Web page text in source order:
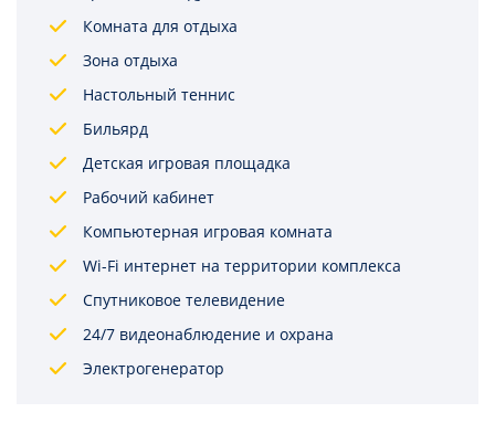
Комната для отдыха
Зона отдыха
Настольный теннис
Бильярд
Детская игровая площадка
Рабочий кабинет
Компьютерная игровая комната
Wi-Fi интернет на территории комплекса
Спутниковое телевидение
24/7 видеонаблюдение и охрана
Электрогенератор